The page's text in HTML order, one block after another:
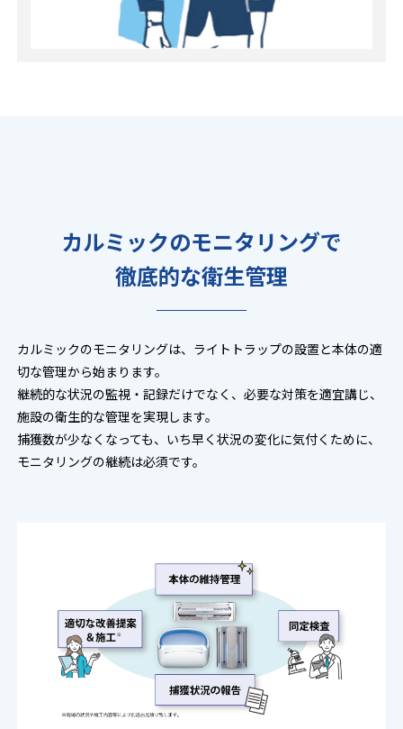
カルミックのモニタリングで
徹底的な衛生管理
カルミックのモニタリングは、ライトトラップの設置と本体の適
切な管理から始まります。
継続的な状況の監視・記録だけでなく、必要な対策を適宜講じ、
施設の衛生的な管理を実現します。
捕獲数が少なくなっても、いち早く状況の変化に気付くために、
モニタリングの継続は必須です。